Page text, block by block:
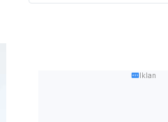
Iklan